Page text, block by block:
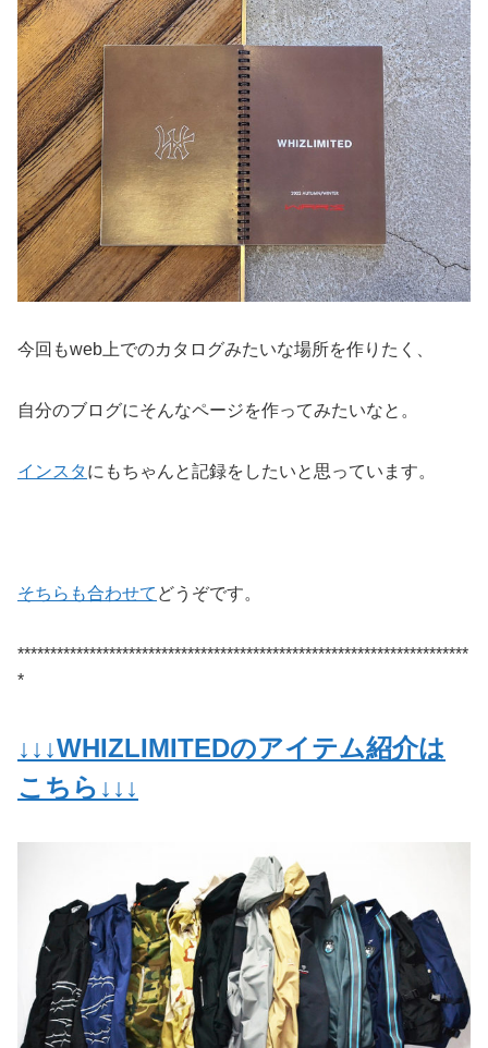
今回もweb上でのカタログみたいな場所を作りたく、
自分のブログにそんなページを作ってみたいなと。
インスタにもちゃんと記録をしたいと思っています。
そちらも合わせて どうぞです。
*********************************************************************
*
↓↓↓WHIZLIMITEDのアイテム紹介は
こちら↓↓↓